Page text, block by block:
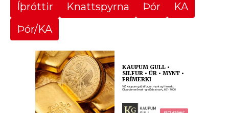
Íþróttir Knattspyrna Þór
KA
Þór/KA